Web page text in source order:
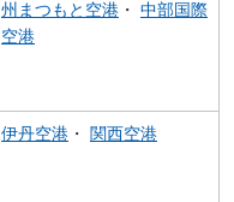
州まつもと空港 ・ 中部国際
空港
伊丹空港 ・ 関西空港